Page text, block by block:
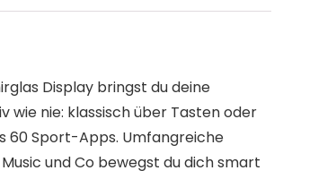
Display bringst du deine
wie nie: klassisch über Tasten oder
60 Sport-Apps. Umfangreiche
und Co bewegst du dich smart